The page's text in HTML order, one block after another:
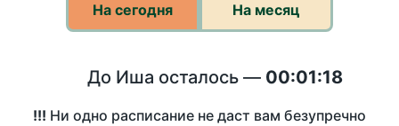
На сегодня На месяц
До Иша осталось — 00:01:18
!!! Ни одно расписание не даст вам безупречно